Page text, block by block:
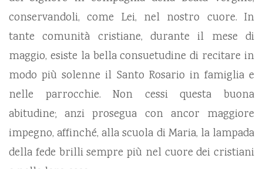
conservandoli, come Lei, nel nostro cuore. In
tante comunità cristiane, durante il mese di
maggio, esiste la bella consuetudine di recitare in
modo più solenne il Santo Rosario in famiglia e
nelle parrocchie. Non cessi questa buona
abitudine; anzi prosegua con ancor maggiore
impegno, affinché, alla scuola di Maria, la lampada
della fede brilli sempre più nel cuore dei cristiani